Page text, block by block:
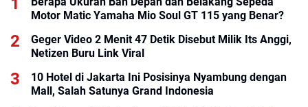
Motor Matic Yamaha Mio Soul GT 115 yang Benar?
Geger Video 2 Menit 47 Detik Disebut Milik Its Anggi,
Netizen Buru Link Viral
10 Hotel di Jakarta Ini Posisinya Nyambung dengan
Mall, Salah Satunya Grand Indonesia